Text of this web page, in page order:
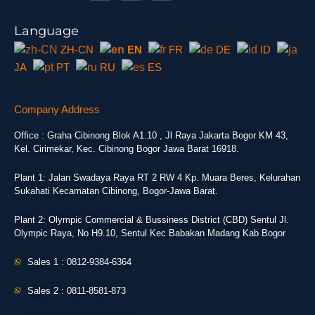
Language
ZH-CN EN FR DE
ID
JA
PT RU ES
Company Address
Office : Graha Cibinong Blok A1.10 , Jl Raya Jakarta Bogor KM 43,
Kel. Cirimekar, Kec. Cibinong Bogor Jawa Barat 16918.
Plant 1: Jalan Swadaya Raya RT 2 RW 4 Kp. Muara Beres, Kelurahan
Sukahati Kecamatan Cibinong, Bogor-Jawa Barat.
Plant 2: Olympic Commercial & Bussiness District (CBD) Sentul Jl.
Olympic Raya, No H9.10, Sentul Kec Babakan Madang Kab Bogor
Sales 1 : 0812-9384-6364
Sales 2 : 0811-8581-873